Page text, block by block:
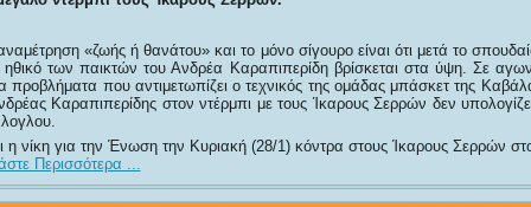
«ζωής ή θανάτου» και το μόνο σίγουρο είναι ότι μετά το
των παικτών του Ανδρέα Καραπιπερίδη βρίσκεται στα ύψη. Σε
προβλήματα που αντιμετωπίζει ο τεχνικός της ομάδας μπάσκετ της
Καραπιπερίδης στον ντέρμπι με τους Ίκαρους Σερρών δεν
η νίκη για την Ένωση την Κυριακή (28/1) κόντρα στους Ίκαρους Σερρών
Περισσότερα ...